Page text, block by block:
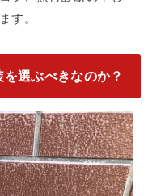
す。
選ぶべきなのか？